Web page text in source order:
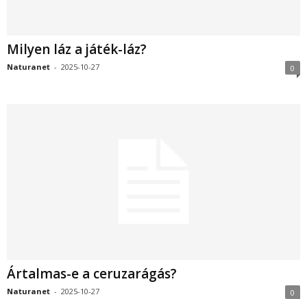
Milyen láz a játék-láz?
Naturanet - 2025-10-27 0
Ártalmas-e a ceruzarágás?
Naturanet - 2025-10-27 0